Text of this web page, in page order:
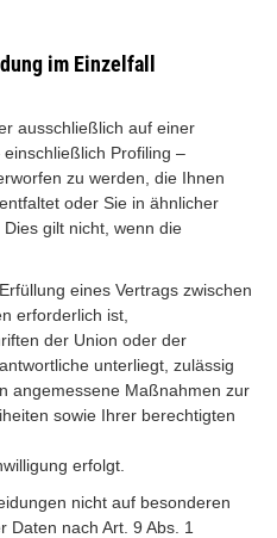
im Einzelfall
ausschließlich auf einer
Profiling –
zu werden, die Ihnen
oder Sie in ähnlicher
gilt nicht, wenn die
eines Vertrags zwischen
erforderlich ist,
der Union oder der
unterliegt, zulässig
angemessene Maßnahmen zur
sowie Ihrer berechtigten
erfolgt.
nicht auf besonderen
Daten nach Art. 9 Abs. 1